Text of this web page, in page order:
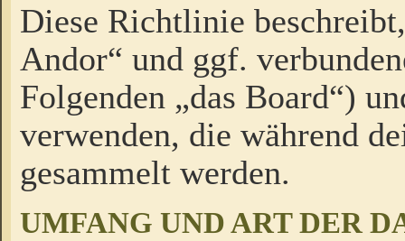
Diese Richtlinie
Andor“ und ggf.
Folgenden „das Board“)
verwenden, die während
gesammelt werden.
UMFANG UND ART DER